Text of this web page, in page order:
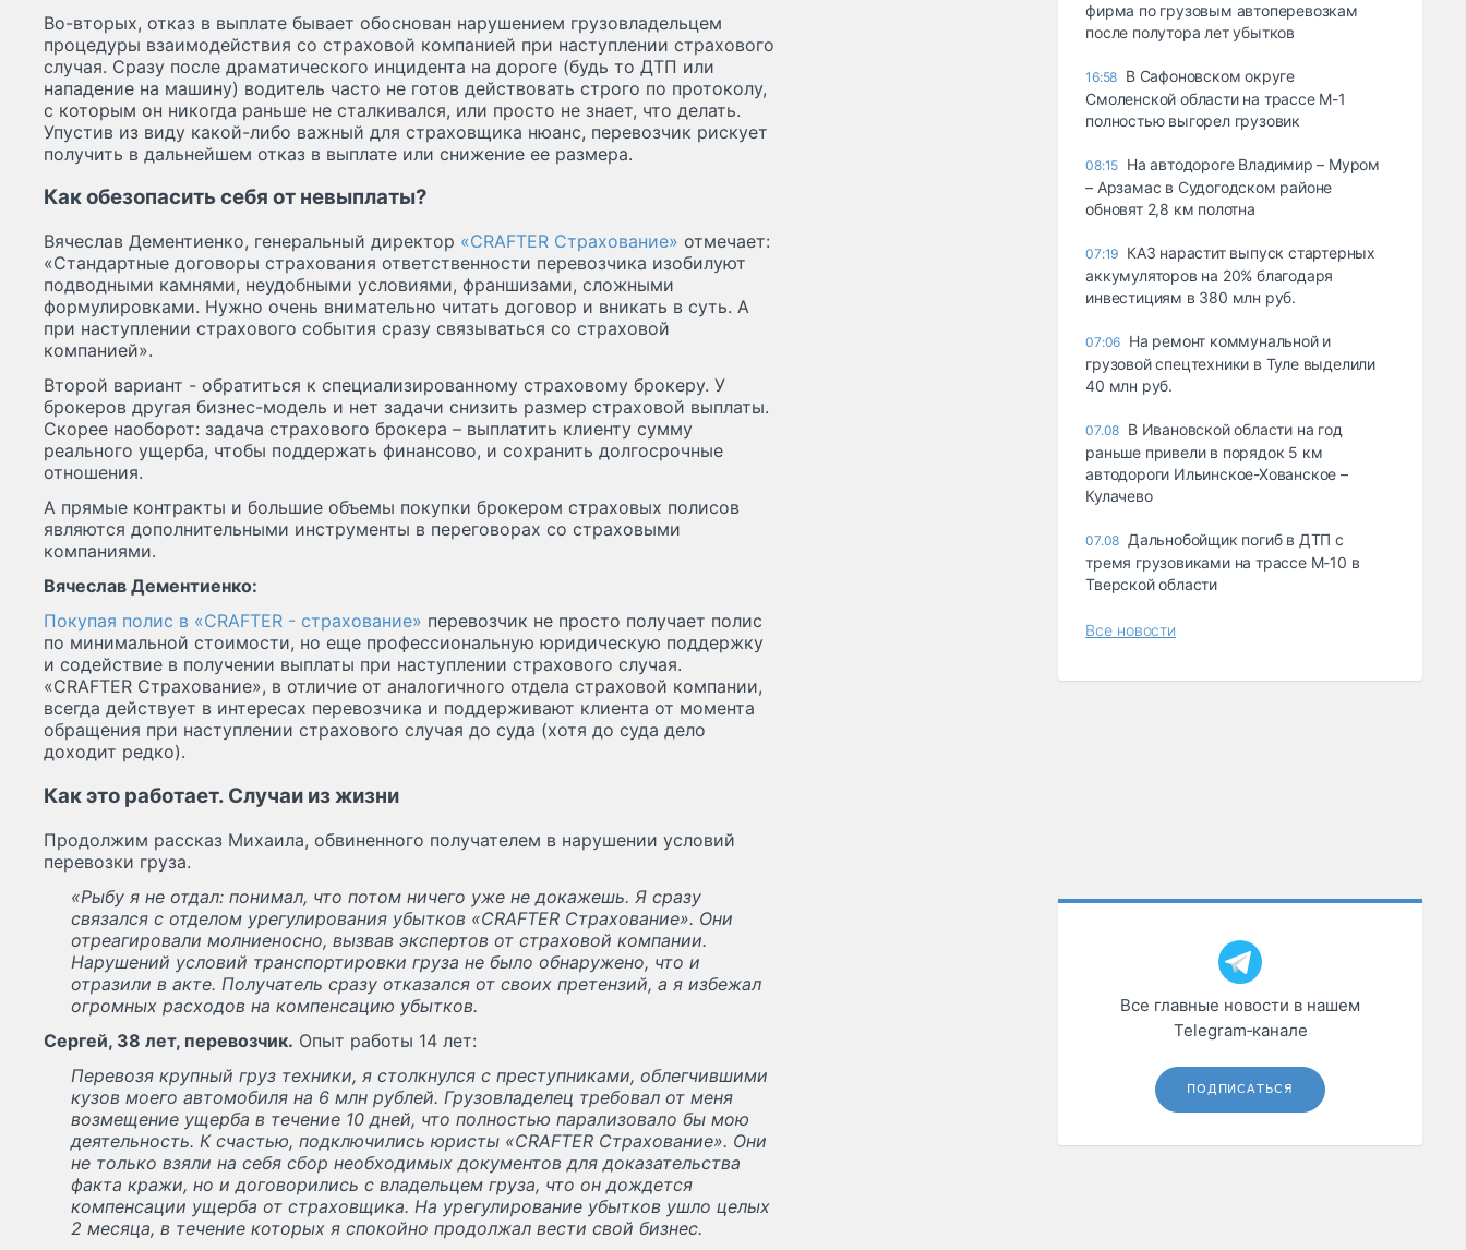
Во-вторых, отказ в выплате бывает обоснован нарушением грузовладельцем
процедуры взаимодействия со страховой компанией при наступлении страхового
случая. Сразу после драматического инцидента на дороге (будь то ДТП или
нападение на машину) водитель часто не готов действовать строго по протоколу,
с которым он никогда раньше не сталкивался, или просто не знает, что делать.
Упустив из виду какой-либо важный для страховщика нюанс, перевозчик рискует
получить в дальнейшем отказ в выплате или снижение ее размера.
Как обезопасить себя от невыплаты?
Вячеслав Дементиенко, генеральный директор «CRAFTER Страхование» отмечает:
«Стандартные договоры страхования ответственности перевозчика изобилуют
подводными камнями, неудобными условиями, франшизами, сложными
формулировками. Нужно очень внимательно читать договор и вникать в суть. А
при наступлении страхового события сразу связываться со страховой
компанией».
Второй вариант - обратиться к специализированному страховому брокеру. У
брокеров другая бизнес-модель и нет задачи снизить размер страховой выплаты.
Скорее наоборот: задача страхового брокера – выплатить клиенту сумму
реального ущерба, чтобы поддержать финансово, и сохранить долгосрочные
отношения.
А прямые контракты и большие объемы покупки брокером страховых полисов
являются дополнительными инструменты в переговорах со страховыми
компаниями.
Вячеслав Дементиенко:
Покупая полис в «CRAFTER - страхование» перевозчик не просто получает полис
по минимальной стоимости, но еще профессиональную юридическую поддержку
и содействие в получении выплаты при наступлении страхового случая.
«CRAFTER Страхование», в отличие от аналогичного отдела страховой компании,
всегда действует в интересах перевозчика и поддерживают клиента от момента
обращения при наступлении страхового случая до суда (хотя до суда дело
доходит редко).
Как это работает. Случаи из жизни
Продолжим рассказ Михаила, обвиненного получателем в нарушении условий
перевозки груза.
«Рыбу я не отдал: понимал, что потом ничего уже не докажешь. Я сразу
связался с отделом урегулирования убытков «CRAFTER Страхование». Они
отреагировали молниеносно, вызвав экспертов от страховой компании.
Нарушений условий транспортировки груза не было обнаружено, что и
отразили в акте. Получатель сразу отказался от своих претензий, а я избежал
огромных расходов на компенсацию убытков.
Сергей, 38 лет, перевозчик. Опыт работы 14 лет:
Перевозя крупный груз техники, я столкнулся с преступниками, облегчившими
кузов моего автомобиля на 6 млн рублей. Грузовладелец требовал от меня
возмещение ущерба в течение 10 дней, что полностью парализовало бы мою
деятельность. К счастью, подключились юристы «CRAFTER Страхование». Они
не только взяли на себя сбор необходимых документов для доказательства
факта кражи, но и договорились с владельцем груза, что он дождется
компенсации ущерба от страховщика. На урегулирование убытков ушло целых
2 месяца, в течение которых я спокойно продолжал вести свой бизнес.
фирма по грузовым автоперевозкам
после полутора лет убытков
16:58 В Сафоновском округе
Смоленской области на трассе М-1
полностью выгорел грузовик
08:15 На автодороге Владимир – Муром
– Арзамас в Судогодском районе
обновят 2,8 км полотна
07:19 КАЗ нарастит выпуск стартерных
аккумуляторов на 20% благодаря
инвестициям в 380 млн руб.
07:06 На ремонт коммунальной и
грузовой спецтехники в Туле выделили
40 млн руб.
07.08 В Ивановской области на год
раньше привели в порядок 5 км
автодороги Ильинское-Хованское –
Кулачево
07.08 Дальнобойщик погиб в ДТП с
тремя грузовиками на трассе М-10 в
Тверской области
Все новости
Все главные новости в нашем
Telegram‑канале
ПОДПИСАТЬСЯ